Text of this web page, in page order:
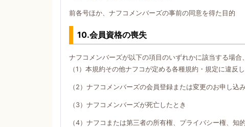
前各号ほか、ナフコメンバーズの事前の同意を得た目的
10.会員資格の喪失
ナフコメンバーズが以下の項目のいずれかに該当する場合
（1）本規約その他ナフコが定める各種規約・規定に違反
（2）ナフコメンバーズの会員登録または変更のお申し込
（3）ナフコメンバーズが死亡したとき
（4）ナフコまたは第三者の所有権、プライバシー権、